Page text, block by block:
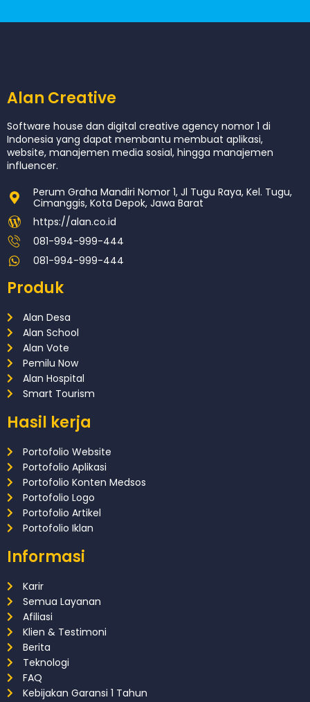
Alan Creative
Software house dan digital creative agency nomor 1 di
Indonesia yang dapat membantu membuat aplikasi,
website, manajemen media sosial, hingga manajemen
influencer.
Perum Graha Mandiri Nomor 1, Jl Tugu Raya, Kel. Tugu,
Cimanggis, Kota Depok, Jawa Barat
https://alan.co.id
081-994-999-444
081-994-999-444
Produk
Alan Desa
Alan School
Alan Vote
Pemilu Now
Alan Hospital
Smart Tourism
Hasil kerja
Portofolio Website
Portofolio Aplikasi
Portofolio Konten Medsos
Portofolio Logo
Portofolio Artikel
Portofolio Iklan
Informasi
Karir
Semua Layanan
Afiliasi
Klien & Testimoni
Berita
Teknologi
FAQ
Kebijakan Garansi 1 Tahun